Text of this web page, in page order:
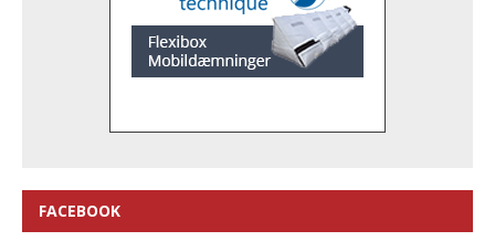
FACEBOOK